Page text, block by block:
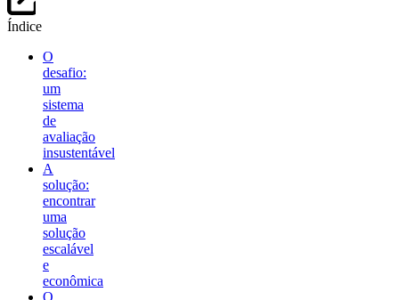
Índice
O
desafio:
um
sistema
de
avaliação
insustentável
A
solução:
encontrar
uma
solução
escalável
e
econômica